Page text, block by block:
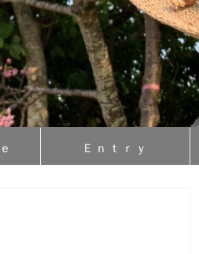
Ｅｎｔｒｙ